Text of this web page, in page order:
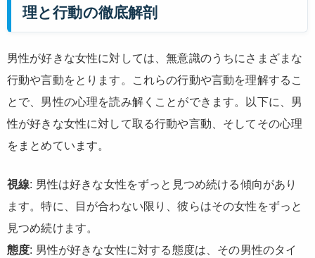
理と行動の徹底解剖
男性が好きな女性に対しては、無意識のうちにさまざまな
行動や言動をとります。これらの行動や言動を理解するこ
とで、男性の心理を読み解くことができます。以下に、男
性が好きな女性に対して取る行動や言動、そしてその心理
をまとめています。
視線: 男性は好きな女性をずっと見つめ続ける傾向があり
ます。特に、目が合わない限り、彼らはその女性をずっと
見つめ続けます。
態度: 男性が好きな女性に対する態度は、その男性のタイ